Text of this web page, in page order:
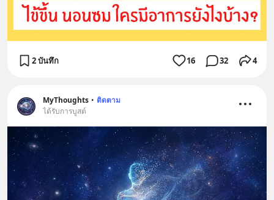
2 บันทึก 16 32 4
MyThoughts • ติดตาม
ได้รับการบูสต์